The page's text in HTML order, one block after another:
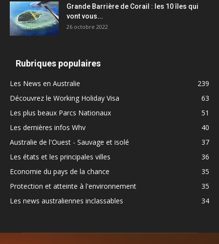
Grande Barrière de Corail : les 10 îles qui
vont vous...
26 octobre 2022
Rubriques populaires
Les News en Australie
239
Découvrez le Working Holiday Visa
63
Les plus beaux Parcs Nationaux
51
Les dernières infos Whv
40
Australie de l'Ouest - Sauvage et isolé
37
Les états et les principales villes
36
Economie du pays de la chance
35
Protection et atteinte à l'environnement
35
Les news australiennes inclassables
34